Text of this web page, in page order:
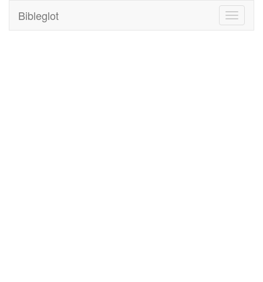
Toggle
Bibleglot